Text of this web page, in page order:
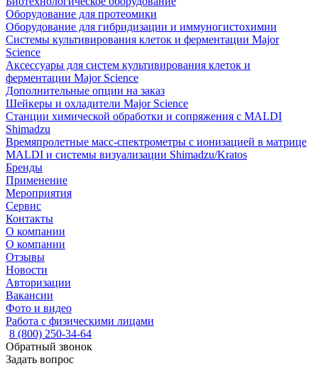
Оборудование для протеомики
Оборудование для гибридизации и иммуногистохимии
Системы культивирования клеток и ферментации Major
Science
Аксессуары для систем культивирования клеток и
ферментации Major Science
Дополнительные опции на заказ
Шейкеры и охладители Major Science
Станции химической обработки и сопряжения с MALDI
Shimadzu
Времяпролетные масс-спектрометры с ионизацией в матрице
MALDI и системы визуализации Shimadzu/Kratos
Бренды
Применение
Мероприятия
Сервис
Контакты
О компании
О компании
Отзывы
Новости
Авторизации
Вакансии
Фото и видео
Работа с физическими лицами
8 (800) 250-34-64
Обратный звонок
Задать вопрос